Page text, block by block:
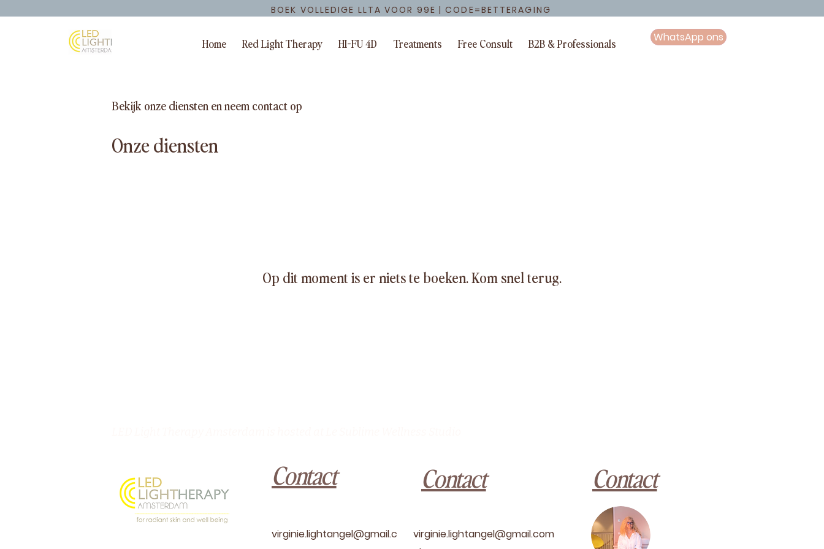
BOEK VOLLEDIGE LLTA VOOR 99E | CODE=BETTERAGING
WhatsApp ons
Home Red Light Therapy HI-FU 4D Treatments Free Consult B2B & Professionals
Bekijk onze diensten en neem contact op
Onze diensten
Op dit moment is er niets te boeken. Kom snel terug.
Contact
virginie.lightangel@gmail.c
Contact
virginie.lightangel@gmail.com
Contact